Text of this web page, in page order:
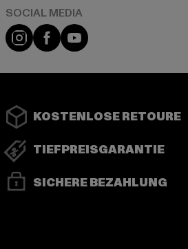
Instagram
FacebookYouTube
KOSTENLOSE RETOURE
TIEFPREISGARANTIE
SICHERE BEZAHLUNG